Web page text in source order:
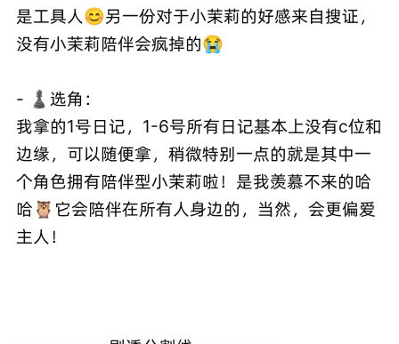
是工具人😊另一份对于小茉莉的好感来自搜证，
没有小茉莉陪伴会疯掉的😭
- ♟️选角：
我拿的1号日记，1-6号所有日记基本上没有c位和
边缘，可以随便拿，稍微特别一点的就是其中一
个角色拥有陪伴型小茉莉啦！是我羡慕不来的哈
哈🦉它会陪伴在所有人身边的，当然，会更偏爱
主人！